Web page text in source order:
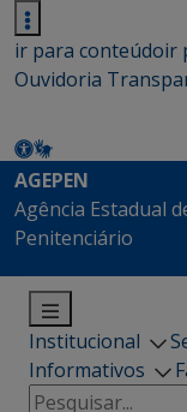
ir para conteúdoir
Ouvidoria
AGEPEN
Agência Estadual
Penitenciário
Institucional
Informativos
Pesquisar